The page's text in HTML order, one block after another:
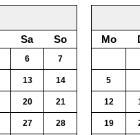
Sa So
6 7
13 14
20 21
27 28
Mo
5
12
19